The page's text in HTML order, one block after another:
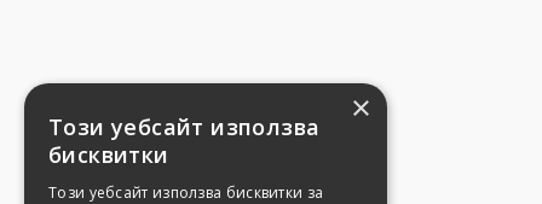
×
Този уебсайт използва
бисквитки
Този уебсайт използва бисквитки за